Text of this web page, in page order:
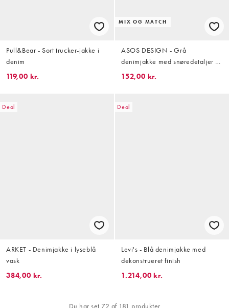
Pull&Bear - Sort trucker-jakke i
denim
119,00 kr.
MIX OG MATCH
ASOS DESIGN - Grå
denimjakke med snøredetaljer -
Del af sæt
152,00 kr.
Deal
ARKET - Denimjakke i lyseblå
vask
384,00 kr.
Deal
Levi's - Blå denimjakke med
dekonstrueret finish
1.214,00 kr.
Du har set 72 af 181 produkter